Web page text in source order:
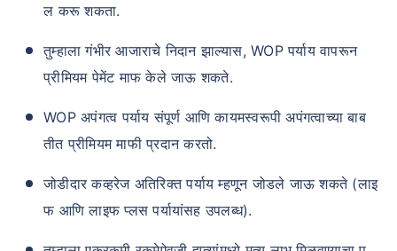
ल करू शकता.
तुम्हाला गंभीर आजाराचे निदान झाल्यास, WOP पर्याय वापरून
प्रीमियम पेमेंट माफ केले जाऊ शकते.
WOP अपंगत्व पर्याय संपूर्ण आणि कायमस्वरूपी अपंगत्वाच्या बाब
तीत प्रीमियम माफी प्रदान करतो.
जोडीदार कव्हरेज अतिरिक्त पर्याय म्हणून जोडले जाऊ शकते (लाइ
फ आणि लाइफ प्लस पर्यायांसह उपलब्ध).